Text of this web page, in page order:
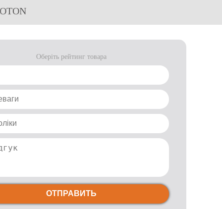
Оберіть рейтинг товара
ОТПРАВИТЬ